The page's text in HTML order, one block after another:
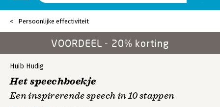
Persoonlijke effectiviteit
VOORDEEL - 20% korting
Huib Hudig
Het speechboekje
Een inspirerende speech in 10 stappen